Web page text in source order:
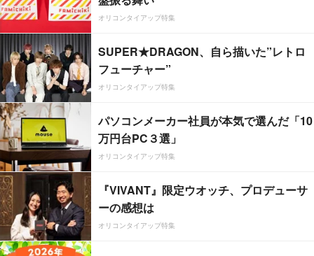
オリコンタイアップ特集
SUPER★DRAGON、自ら描いた”レトロ
フューチャー”
オリコンタイアップ特集
パソコンメーカー社員が本気で選んだ「10
万円台PC３選」
オリコンタイアップ特集
『VIVANT』限定ウオッチ、プロデューサ
ーの感想は
オリコンタイアップ特集